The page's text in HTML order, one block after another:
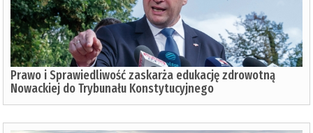
Prawo i Sprawiedliwość zaskarża edukację zdrowotną
Nowackiej do Trybunału Konstytucyjnego